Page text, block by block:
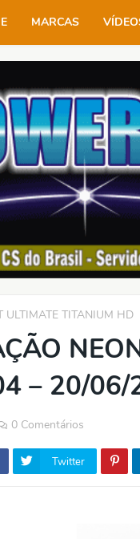
MARCAS
ULTIMATE TITANIUM HD
– 20/
0 Comentários
Twitter